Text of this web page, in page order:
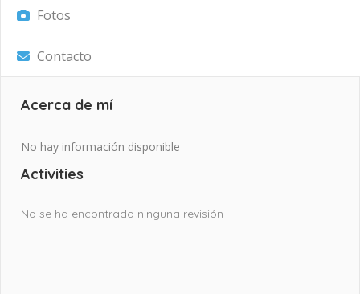
Fotos
Contacto
Acerca de mí
No hay información disponible
Activities
No se ha encontrado ninguna revisión